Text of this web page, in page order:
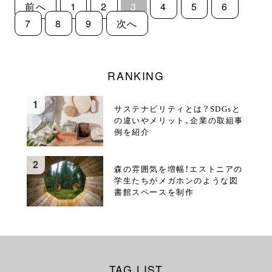
前へ 1 2 3 4 5
6
7
8 9 次へ
RANKING
サステナビリティとは？SDGsと
の違いやメリット、企業の取組事
例を紹介
森の雰囲気を増幅！エストニアの
学生たちがメガホンのような図
書館スペースを制作